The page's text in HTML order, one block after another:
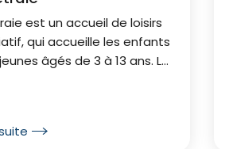
est un accueil de loisirs
qui accueille les enfants
âgés de 3 à 13 ans. La